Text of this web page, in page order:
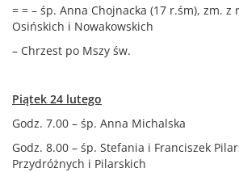
= = – śp. Anna Chojnacka (17 r.śm), zm. z
Osińskich i Nowakowskich
– Chrzest po Mszy św.
Piątek 24 lutego
Godz. 7.00 – śp. Anna Michalska
Godz. 8.00 – śp. Stefania i Franciszek
Przydróżnych i Pilarskich